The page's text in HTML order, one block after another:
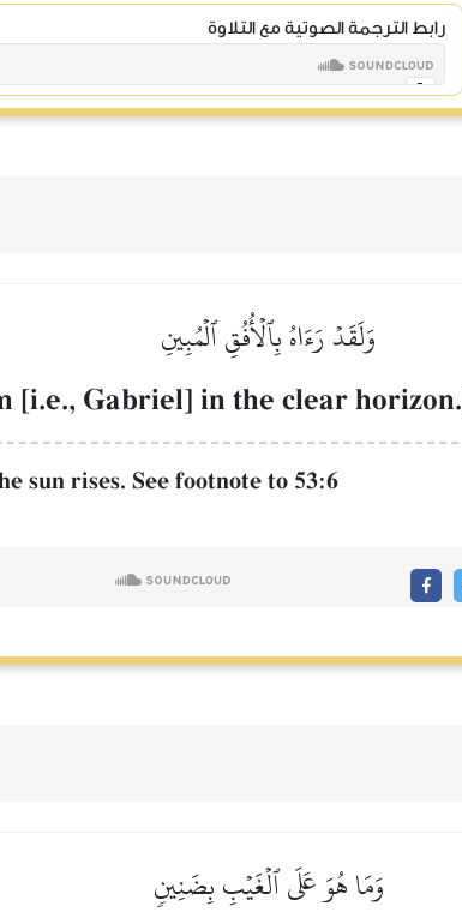
رابط الترجمة الصوتية مع التلاوة
وَلَقَدۡ رَءَاهُ بِٱلۡأُفُقِ ٱلۡمُبِينِ
[i.e., Gabriel] in the clear
sun rises. See footnote to 53:6
وَمَا هُوَ عَلَى ٱلۡغَيۡبِ بِضَنِينٖ